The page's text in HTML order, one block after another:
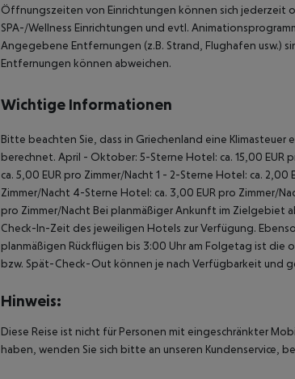
Öffnungszeiten von Einrichtungen können sich jederzeit
SPA-/Wellness Einrichtungen und evtl.
Angegebene Entfernungen (z.B. Strand, Flughafen usw.)
Entfernungen können abweichen.
Wichtige Informationen
Bitte beachten Sie, dass in Griechenland eine
berechnet. April - Oktober: 5-Sterne Hotel: ca. 15,00 EUR
ca. 5,00 EUR pro Zimmer/Nacht 1 - 2-Sterne Hotel: ca. 2,00
Zimmer/Nacht 4-Sterne Hotel: ca. 3,00 EUR pro Zimmer/
pro Zimmer/Nacht Bei planmäßiger Ankunft im Zielgebiet
Check-In-Zeit des jeweiligen Hotels zur Verfügung.
planmäßigen Rückflügen bis 3:00 Uhr am Folgetag ist
bzw. Spät-Check-Out können je nach Verfügbarkeit und
Hinweis:
Diese Reise ist nicht für Personen mit eingeschränkter
haben, wenden Sie sich bitte an unseren Kundenservice,